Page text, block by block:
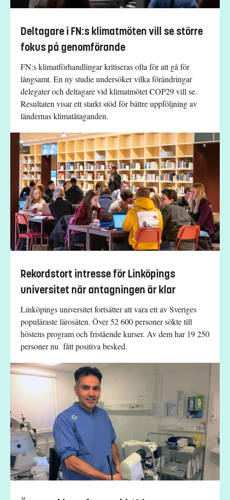
Deltagare i FN:s klimatmöten vill se större
fokus på genomförande
FN:s klimatförhandlingar kritiseras ofta för att gå för
långsamt. En ny studie undersöker vilka förändringar
delegater och deltagare vid klimatmötet COP29 vill se.
Resultaten visar ett starkt stöd för bättre uppföljning av
ländernas klimatåtaganden.
Rekordstort intresse för Linköpings
universitet när antagningen är klar
Linköpings universitet fortsätter att vara ett av Sveriges
populäraste lärosäten. Över 52 600 personer sökte till
höstens program och fristående kurser. Av dem har 19 250
personer nu fått positiva besked.